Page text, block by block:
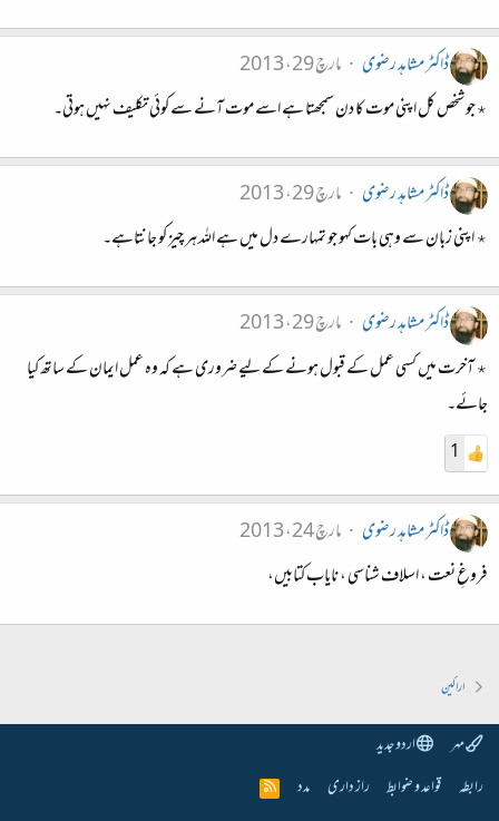
ڈاکٹر مشاہد رضوی
مارچ 29، 2013
٭جو شخص کل اپنی موت کا دن سمجھتا ہے اسے موت آنے سے کوئی تکلیف نہیں ہوتی۔
ڈاکٹر مشاہد رضوی
مارچ 29، 2013
٭ اپنی زبان سے وہی بات کہو جو تمہارے دل میں ہے اللہ ہر چیز کو جانتاہے۔
ڈاکٹر مشاہد رضوی
مارچ 29، 2013
٭ آخرت میں کسی عمل کے قبول ہونے کے لیے ضروری ہے کہ وہ عمل ایمان کے ساتھ کیا
جائے۔
1
ڈاکٹر مشاہد رضوی
مارچ 24، 2013
فروغِ نعت ، اسلاف شناسی ، نایاب کتابیں،
اراکین
مہر
اردو جدید
رابطہ قواعد و ضوابط راز داری مدد
R
S